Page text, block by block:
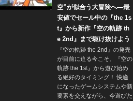
空”が似合う大冒険へ―最
安値でセール中の『the 1s
t』から新作『空の軌跡 th
e 2nd』まで駆け抜けよう
『空の軌跡 the 2nd』の発売
が目前に迫る今こそ、『空の
軌跡 the 1st』から遊び始め
る絶好のタイミング！ 快適
になったゲームシステムや新
要素を交えながら、今遊びた